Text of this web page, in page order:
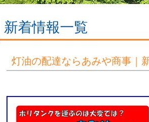
新着情報一覧
灯油の配達ならあみや商事｜